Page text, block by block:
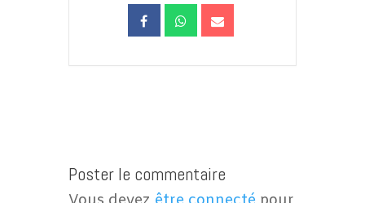
Poster le commentaire